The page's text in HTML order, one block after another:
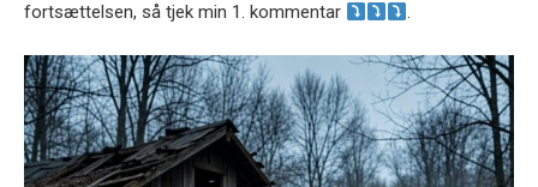
fortsættelsen, så tjek min 1. kommentar
.